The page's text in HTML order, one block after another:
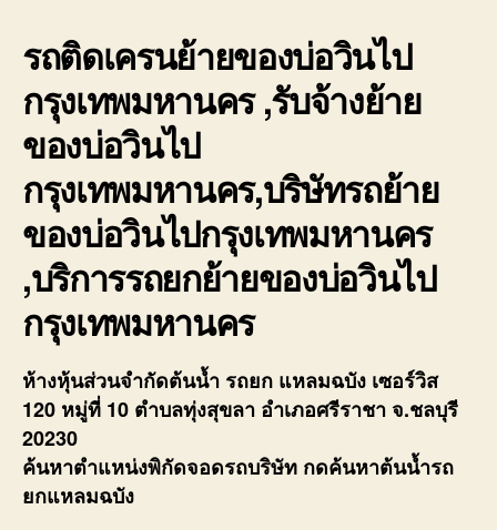
รถติดเครนย้ายของบ่อวินไป
กรุงเทพมหานคร ,รับจ้างย้าย
ของบ่อวินไป
กรุงเทพมหานคร,บริษัทรถย้าย
ของบ่อวินไปกรุงเทพมหานคร
,บริการรถยกย้ายของบ่อวินไป
กรุงเทพมหานคร
ห้างหุ้นส่วนจำกัดต้นน้ำ รถยก แหลมฉบัง เซอร์วิส
120 หมู่ที่ 10 ตำบลทุ่งสุขลา อำเภอศรีราชา จ.ชลบุรี
20230
ค้นหาตำแหน่งพิกัดจอดรถบริษัท กดค้นหาต้นน้ำรถ
ยกแหลมฉบัง